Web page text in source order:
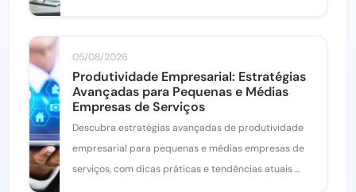
05/08/2026
Produtividade Empresarial: Estratégias
Avançadas para Pequenas e Médias
Empresas de Serviços
Descubra estratégias avançadas de produtividade
empresarial para pequenas e médias empresas de
serviços, com dicas práticas e tendências atuais ...